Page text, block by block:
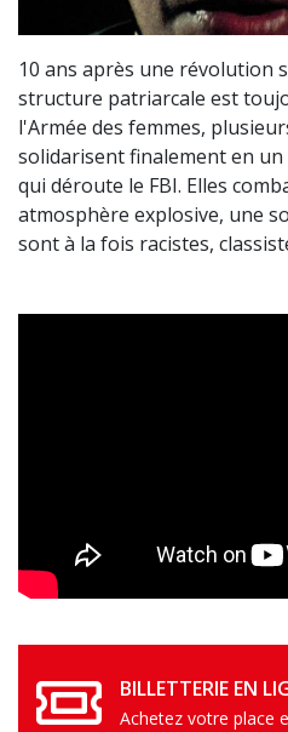
10 ans après une révolution
structure patriarcale est
l'Armée des femmes,
solidarisent finalement en
qui déroute le FBI. Elles
atmosphère explosive, une
sont à la fois racistes,
BILLETTERIE EN
Achetez votre place